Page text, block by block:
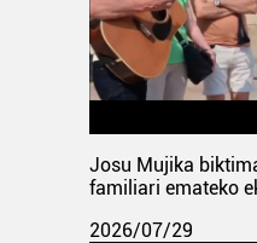
Josu Mujika
familiari emateko
2026/07/29